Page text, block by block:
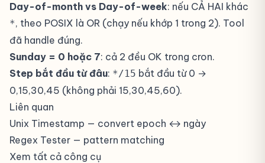
Day-of-month vs Day-of-week: nếu CẢ HAI khác
*, theo POSIX là OR (chạy nếu khớp 1 trong 2). Tool
đã handle đúng.
Sunday = 0 hoặc 7: cả 2 đều OK trong cron.
Step bắt đầu từ đâu: */15 bắt đầu từ 0 →
0,15,30,45 (không phải 15,30,45,60).
Liên quan
Unix Timestamp — convert epoch ↔ ngày
Regex Tester — pattern matching
Xem tất cả công cụ